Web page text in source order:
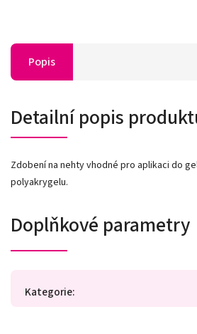
Popis
Detailní popis
Zdobení na nehty vhodné pro aplikaci do
polyakrygelu.
Doplňkové parametry
Kategorie: